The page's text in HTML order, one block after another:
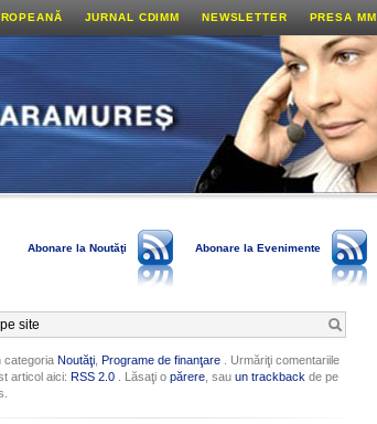
JURNAL CDIMM NEWSLETTER PRESA MM
Abonare la Noutăţi Abonare la Evenimente
categoriaNoutăţi ,Programe de finanţare . Urmăriţi comentariile
articol aici:RSS 2.0 . Lăsaţi opărere , sauun trackbackde pe